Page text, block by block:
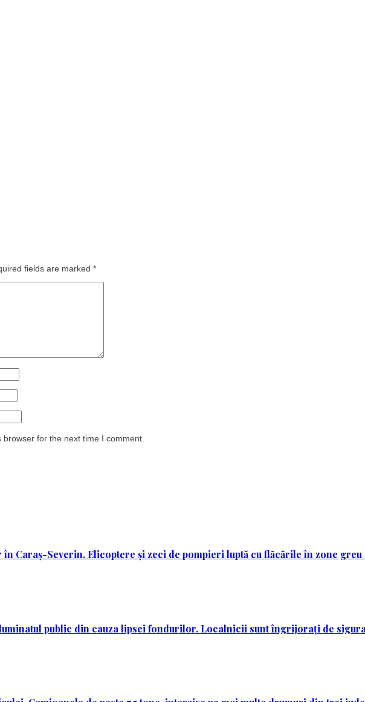
fields are marked *
for the next time I comment.
Caraș-Severin. Elicoptere și zeci de pompieri luptă cu flăcările în zone greu
public din cauza lipsei fondurilor. Localnicii sunt îngrijorați de